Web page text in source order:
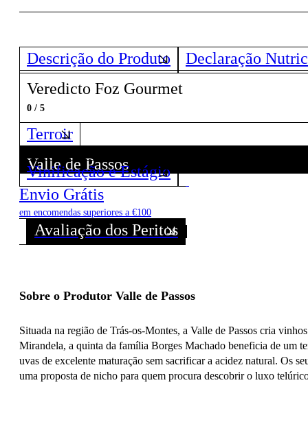
Descrição do Produto
Declaração
Veredicto Foz Gourmet
0 / 5
Terroir
Valle de Passos
Descubra todos os Vinhos deste Produtor!
Vinificação e Estágio
Envio Grátis
em encomendas superiores a €100
Avaliação dos Peritos
Sobre o Produtor Valle de Passos
Situada na região de Trás-os-Montes, a Valle de Passos cria
Mirandela, a quinta da família Borges Machado beneficia de um
uvas de excelente maturação sem sacrificar a acidez natural. Os
uma proposta de nicho para quem procura descobrir o luxo